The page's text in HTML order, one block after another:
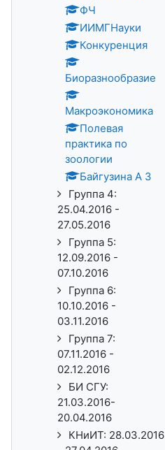
ФЧ
ИИМГНауки
Конкуренция
Биоразнообразие
Макроэкономика
Полевая
практика по
зоологии
Байгузина А З
Группа 4:
25.04.2016 -
27.05.2016
Группа 5:
12.09.2016 -
07.10.2016
Группа 6:
10.10.2016 -
03.11.2016
Группа 7:
07.11.2016 -
02.12.2016
БИ СГУ:
21.03.2016-
20.04.2016
КНиИТ: 28.03.2016